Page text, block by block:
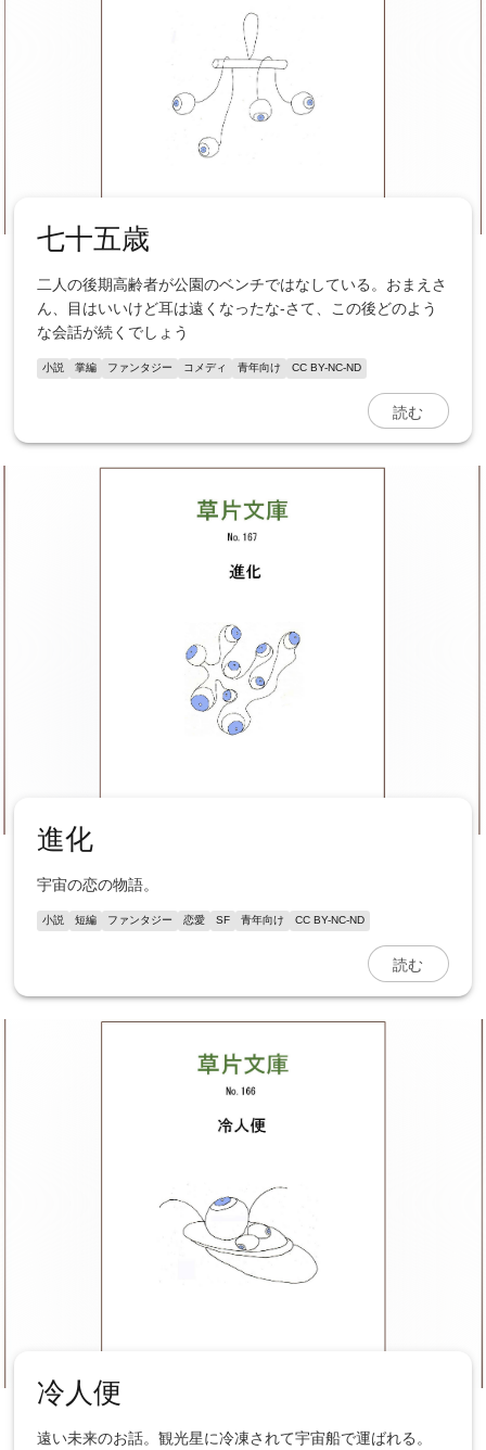
七十五歳
二人の後期高齢者が公園のベンチではなしている。おまえさ
ん、目はいいけど耳は遠くなったな-さて、この後どのよう
な会話が続くでしょう
小説 掌編 ファンタジー コメディ 青年向け CC BY-NC-ND
読む
進化
宇宙の恋の物語。
小説 短編 ファンタジー 恋愛 SF 青年向け CC BY-NC-ND
読む
冷人便
遠い未来のお話。観光星に冷凍されて宇宙船で運ばれる。